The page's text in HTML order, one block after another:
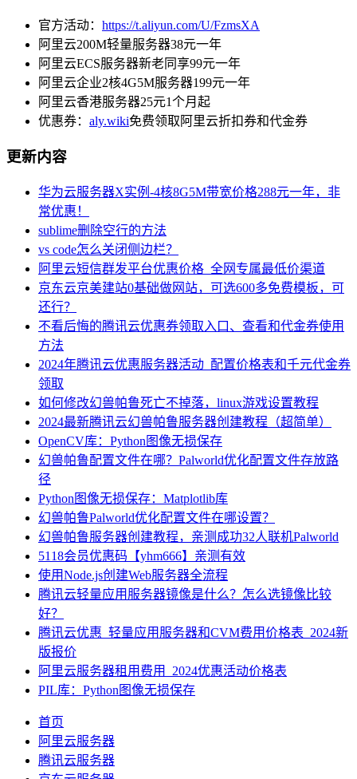
官方活动： https://t.aliyun.com/U/FzmsXA
阿里云200M轻量服务器38元一年
阿里云ECS服务器新老同享99元一年
阿里云企业2核4G5M服务器199元一年
阿里云香港服务器25元1个月起
优惠券： aly.wiki免费领取阿里云折扣券和代金券
更新内容
华为云服务器X实例-4核8G5M带宽价格288元一年，非
常优惠！
sublime删除空行的方法
vs code怎么关闭侧边栏？
阿里云短信群发平台优惠价格_全网专属最低价渠道
京东云京美建站0基础做网站，可选600多免费模板，可
还行？
不看后悔的腾讯云优惠券领取入口、查看和代金券使用
方法
2024年腾讯云优惠服务器活动_配置价格表和千元代金券
领取
如何修改幻兽帕鲁死亡不掉落，linux游戏设置教程
2024最新腾讯云幻兽帕鲁服务器创建教程（超简单）
OpenCV库：Python图像无损保存
幻兽帕鲁配置文件在哪？Palworld优化配置文件存放路
径
Python图像无损保存：Matplotlib库
幻兽帕鲁Palworld优化配置文件在哪设置？
幻兽帕鲁服务器创建教程，亲测成功32人联机Palworld
5118会员优惠码【yhm666】亲测有效
使用Node.js创建Web服务器全流程
腾讯云轻量应用服务器镜像是什么？怎么选镜像比较
好？
腾讯云优惠_轻量应用服务器和CVM费用价格表_2024新
版报价
阿里云服务器租用费用_2024优惠活动价格表
PIL库：Python图像无损保存
首页
阿里云服务器
腾讯云服务器